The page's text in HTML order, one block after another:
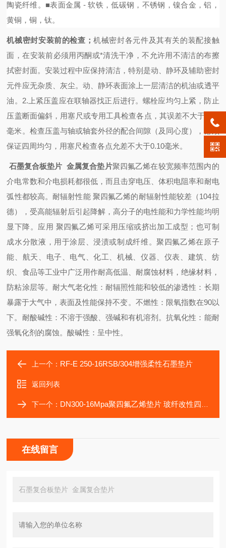
陶瓷纤维。 ■表面金属 - 软铁，低碳钢，不锈钢，镍合金，铝，
黄铜，铜，钛。
机械密封安装前的检查； 机械密封各元件及其有关的装配接触
面，在安装前必须用丙酮或*清洗干净，不允许用不清洁的布擦
拭密封面。安装过程中应保持清洁，特别是动、静环及辅助密封
元件应无杂质、灰尘。动、静环表面涂上一层清洁的机油或透平
油。2.上紧压盖应在联轴器找正后进行。螺栓应均匀上紧，防止
压盖断面偏斜，用塞尺或专用工具检查各点，其误差不大于0.05
毫米。检查压盖与轴或轴套外径的配合间隙（及同心度），必须
保证四周均匀，用塞尺检查各点允差不大于0.10毫米。
石墨复合板垫片 金属复合垫片聚四氟乙烯在较宽频率范围内的
介电常数和介电损耗都很低，而且击穿电压、体积电阻率和耐电
弧性都较高。耐辐射性能 聚四氟乙烯的耐辐射性能较差（104拉
德），受高能辐射后引起降解，高分子的电性能和力学性能均明
显下降。应用 聚四氟乙烯可采用压缩或挤出加工成型；也可制
成水分散液，用于涂层、浸渍或制成纤维。聚四氟乙烯在原子
能、航天、电子、电气、化工、机械、仪器、仪表、建筑、纺
织、食品等工业中广泛用作耐高低温、耐腐蚀材料，绝缘材料，
防粘涂层等。 耐大气老化性：耐辐照性能和较低的渗透性：长期
暴露于大气中，表面及性能保持不变。 不燃性：限氧指数在90以
下。耐酸碱性：不溶于强酸、强碱和有机溶剂。抗氧化性：能耐
强氧化剂的腐蚀。酸碱性：呈中性。
上一个： RF-E 250-16RSB/304增强柔性石墨垫片
返回列表
下一个： DN300-16Mpa聚四氟乙烯垫片 玻纤改性四氟垫片
在线留言